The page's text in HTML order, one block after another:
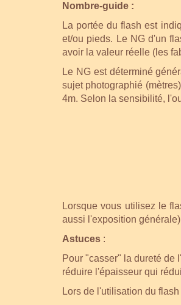
Nombre-guide :
La portée du flash est
et/ou pieds. Le NG d'un
avoir la valeur réelle (les
Le NG est déterminé
sujet photographié
4m. Selon la sensibilité,
Lorsque vous utilisez le
aussi l'exposition
Astuces :
Pour "casser" la dureté de
réduire l'épaisseur qui
Lors de l'utilisation du